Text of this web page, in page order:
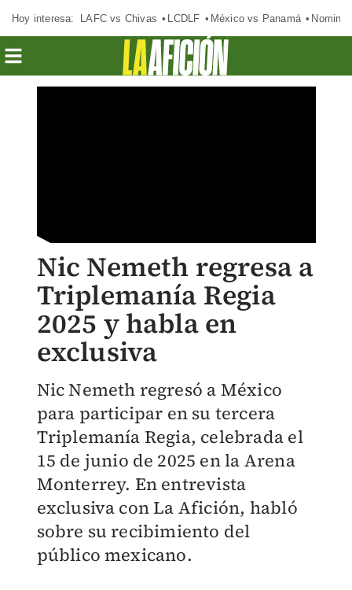
Hoy interesa: LAFC vs Chivas LCDLF México vs Panamá
Nic Nemeth regresa a
Triplemanía Regia
2025 y habla en
exclusiva
Nic Nemeth regresó a México
para participar en su tercera
Triplemanía Regia, celebrada el
15 de junio de 2025 en la Arena
Monterrey. En entrevista
exclusiva con La Afición, habló
sobre su recibimiento del
público mexicano.